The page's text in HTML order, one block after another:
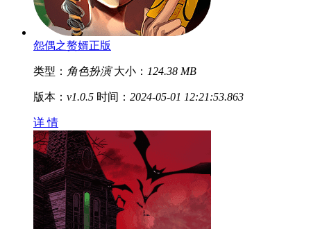
怨偶之赘婿正版
类型： 角色扮演 大小： 124.38 MB
版本： v1.0.5 时间： 2024-05-01 12:21:53.863
详 情